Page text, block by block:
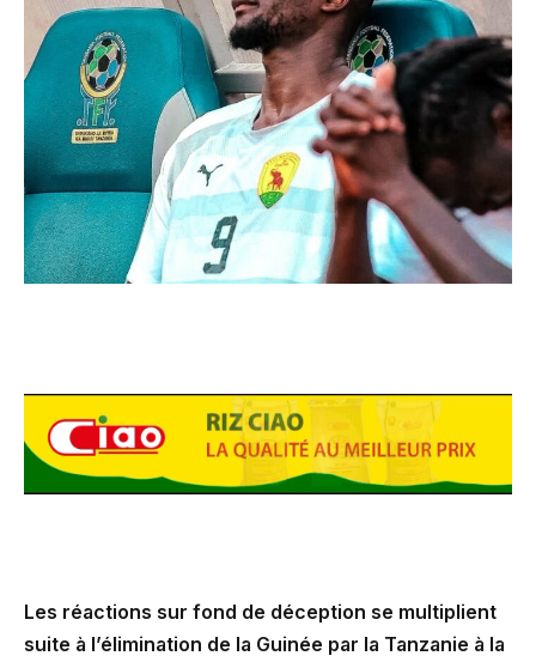
Les réactions sur fond de déception se multiplient
suite à l’élimination de la Guinée par la Tanzanie à la